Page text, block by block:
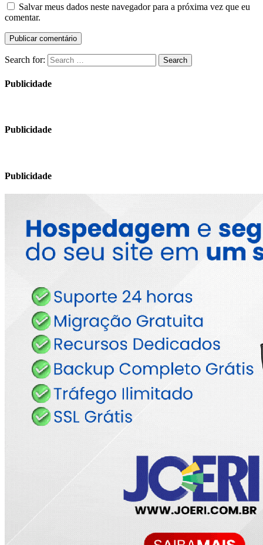
Salvar meus dados neste navegador para a próxima vez que eu
comentar.
Search for: Search
Publicidade
Publicidade
Publicidade